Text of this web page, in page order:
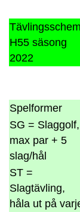
H55 säsong
2022
Spelformer
SG = Slaggolf,
max par + 5
slag/hål
ST =
Slagtävling,
håla ut på